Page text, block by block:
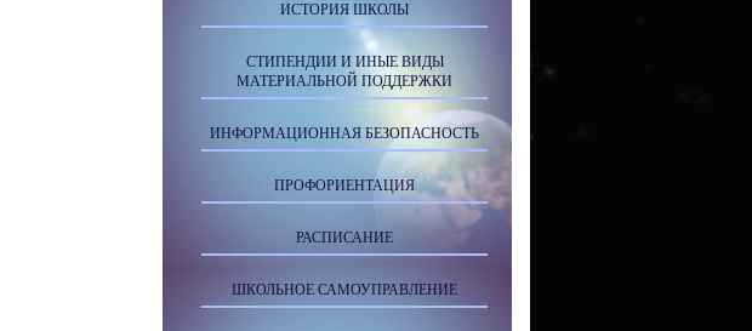
ИСТОРИЯ ШКОЛЫ
СТИПЕНДИИ И ИНЫЕ ВИДЫ
МАТЕРИАЛЬНОЙ ПОДДЕРЖКИ
ИНФОРМАЦИОННАЯ БЕЗОПАСНОСТЬ
ПРОФОРИЕНТАЦИЯ
РАСПИСАНИЕ
ШКОЛЬНОЕ САМОУПРАВЛЕНИЕ